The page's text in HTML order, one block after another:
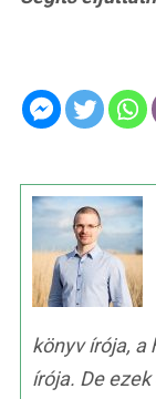
könyv írója, a
írója. De